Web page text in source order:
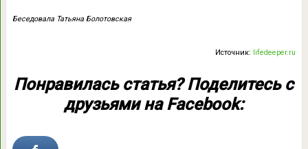
Беседовала Татьяна Болотовская
Источник: lifedeeper.ru
Понравилась статья? Поделитесь с
друзьями на Facebook: